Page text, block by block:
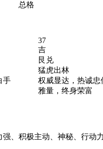
总格
手
37
吉
艮兑
猛虎出林
权威显达，热诚忠
雅量，终身荣富
、积极主动、神秘、行动